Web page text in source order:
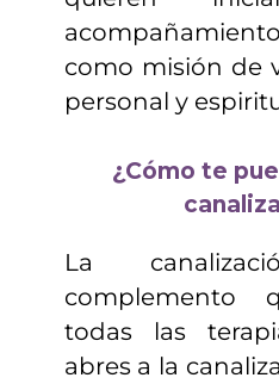
como misión de
personal y
¿Cómo te
La
complemento
todas las
abres a la